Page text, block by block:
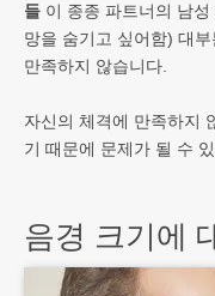
들 이 종종 파트너의 남
망을 숨기고 싶어함) 대
만족하지 않습니다.
자신의 체격에 만족하지
기 때문에 문제가 될 수
음경 크기에